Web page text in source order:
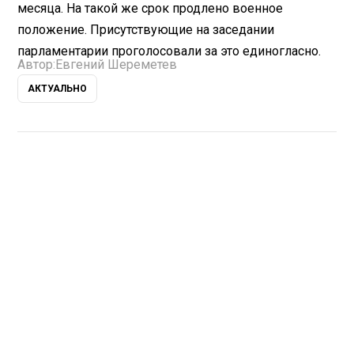
месяца. На такой же срок продлено военное
положение. Присутствующие на заседании
парламентарии проголосовали за это единогласно.
Автор: Евгений Шереметев
АКТУАЛЬНО